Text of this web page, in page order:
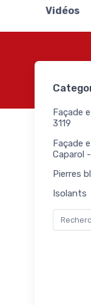
Vidéos
Façade
3119
Façade
Caparol
Pierres
Isolants